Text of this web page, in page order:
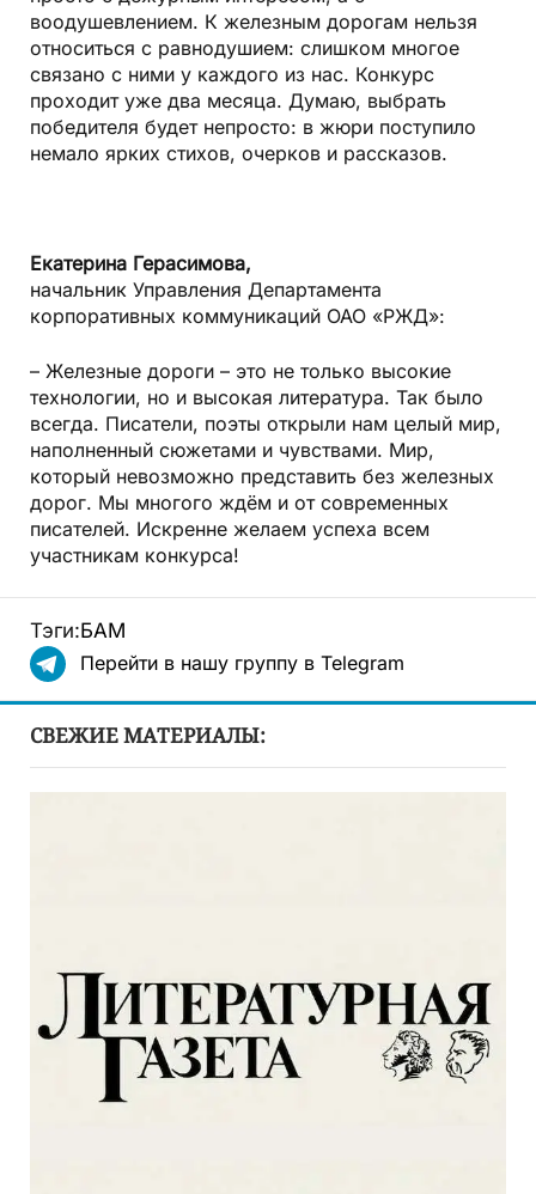
воодушевлением. К железным дорогам нельзя
относиться с равнодушием: слишком многое
связано с ними у каждого из нас. Конкурс
проходит уже два месяца. Думаю, выбрать
победителя будет непросто: в жюри поступило
немало ярких стихов, очерков и рассказов.
Екатерина Герасимова,
начальник Управления Департамента
корпоративных коммуникаций ОАО «РЖД»:
– Железные дороги – это не только высокие
технологии, но и высокая литература. Так было
всегда. Писатели, поэты открыли нам целый мир,
наполненный сюжетами и чувствами. Мир,
который невозможно представить без железных
дорог. Мы многого ждём и от современных
писателей. Искренне желаем успеха всем
участникам конкурса!
Тэги:БАМ
Перейти в нашу группу в Telegram
СВЕЖИЕ МАТЕРИАЛЫ: